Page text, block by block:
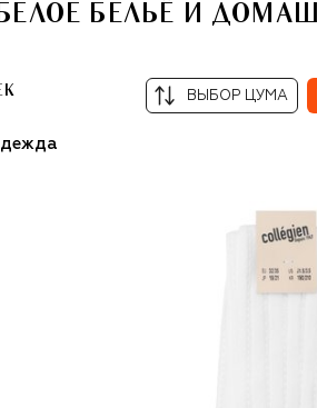
БЕЛОЕ БЕЛЬЁ И
ВЫБОР ЦУМА